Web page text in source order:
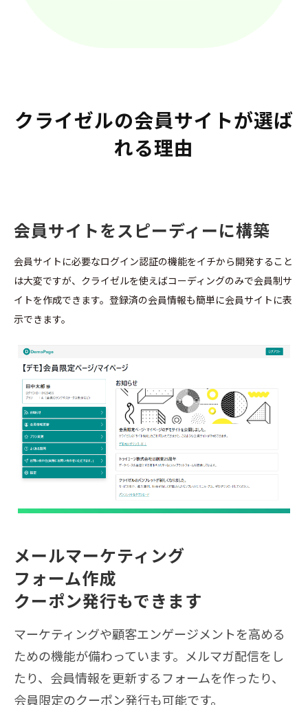
クライゼルの会員サイトが選ば
れる理由
会員サイトをスピーディーに構築
会員サイトに必要なログイン認証の機能をイチから開発すること
は大変ですが、クライゼルを使えばコーディングのみで会員制サ
イトを作成できます。登録済の会員情報も簡単に会員サイトに表
示できます。
メールマーケティング
フォーム作成
クーポン発行もできます
マーケティングや顧客エンゲージメントを高める
ための機能が備わっています。メルマガ配信をし
たり、会員情報を更新するフォームを作ったり、
会員限定のクーポン発行も可能です。